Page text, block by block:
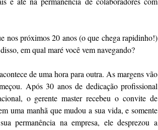
nos próximos 20 anos (o que chega rapidinho!)
em qual maré você vem navegando?
de uma hora para outra. As margens vão
Após 30 anos de dedicação profissional
o gerente master recebeu o convite de
uma manhã que mudou a sua vida, e somente
permanência na empresa, ele desprezou a